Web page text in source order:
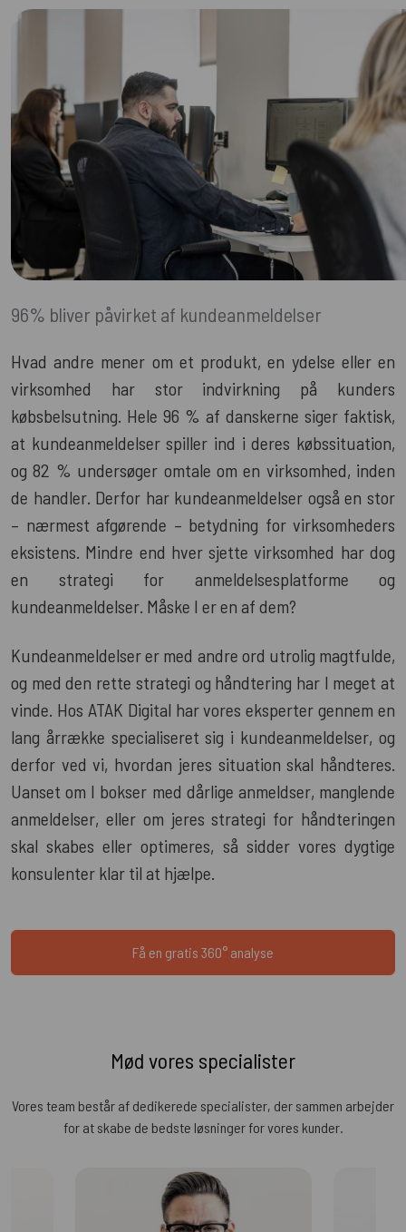
96% bliver påvirket af kundeanmeldelser
Hvad andre mener om et produkt, en ydelse eller en
virksomhed har stor indvirkning på kunders
købsbelsutning. Hele 96 % af danskerne siger faktisk,
at kundeanmeldelser spiller ind i deres købssituation,
og 82 % undersøger omtale om en virksomhed, inden
de handler. Derfor har kundeanmeldelser også en stor
– nærmest afgørende – betydning for virksomheders
eksistens. Mindre end hver sjette virksomhed har dog
en strategi for anmeldelsesplatforme og
kundeanmeldelser. Måske I er en af dem?
Kundeanmeldelser er med andre ord utrolig magtfulde,
og med den rette strategi og håndtering har I meget at
vinde. Hos ATAK Digital har vores eksperter gennem en
lang årrække specialiseret sig i kundeanmeldelser, og
derfor ved vi, hvordan jeres situation skal håndteres.
Uanset om I bokser med dårlige anmeldser, manglende
anmeldelser, eller om jeres strategi for håndteringen
skal skabes eller optimeres, så sidder vores dygtige
konsulenter klar til at hjælpe.
Få en gratis 360° analyse
Mød vores specialister
Vores team består af dedikerede specialister, der sammen arbejder
for at skabe de bedste løsninger for vores kunder.